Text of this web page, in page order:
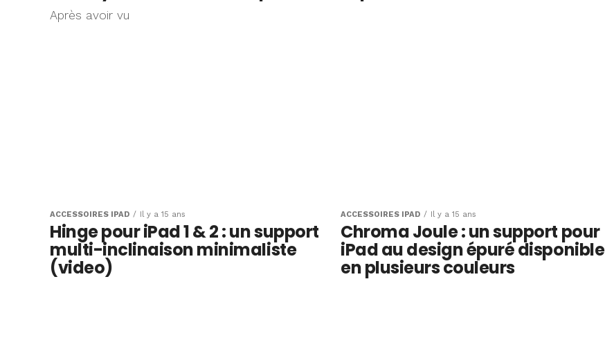
L'iPad est
Après avoir vu
ACCESSOIRES IPAD Il y a 15 ans
Hinge pour iPad 1 & 2 : un support
multi-inclinaison minimaliste
(video)
ACCESSOIRES IPAD Il y a 15 ans
Chroma Joule : un support pour
iPad au design épuré disponible
en plusieurs couleurs